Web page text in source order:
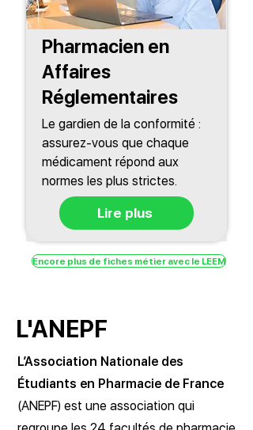
Pharmacien en
Affaires
Réglementaires
Le gardien de la conformité :
assurez-vous que chaque
médicament répond aux
normes les plus strictes.
Lire plus
Encore plus de fiches métier avec le LEEM
L'ANEPF
L’Association Nationale des
Étudiants en Pharmacie de France
(ANEPF) est une association qui